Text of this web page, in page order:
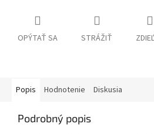
OPÝTAŤ SA STRÁŽIŤ
Popis Hodnotenie Diskusia
Podrobný popis